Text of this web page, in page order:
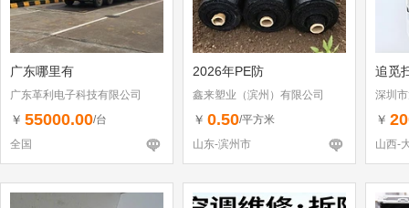
广东哪里有
广东革利电子科技有限公司
￥ 55000.00/台
全国
2026年PE防
鑫来塑业（滨州）有限公司
￥ 0.50/平方米
山东-滨州市
追觅
深圳
（个
￥
山西-